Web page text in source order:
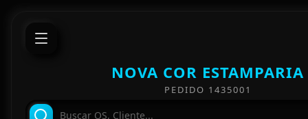
NOVA COR ESTAMPARIA
PEDIDO 1435001